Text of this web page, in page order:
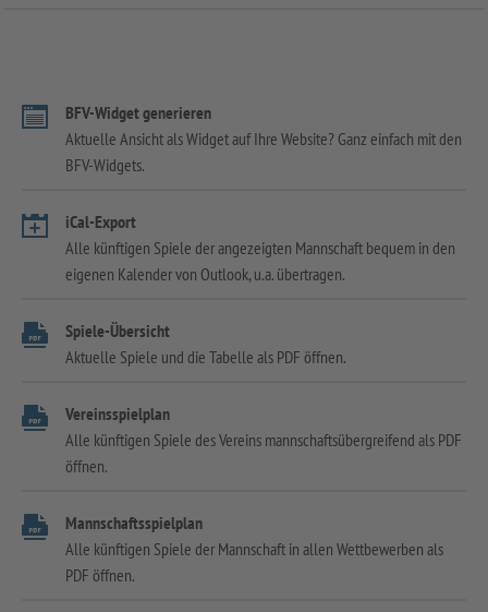
BFV-Widget generieren
Aktuelle Ansicht als Widget auf Ihre Website? Ganz einfach mit den
BFV-Widgets.
iCal-Export
Alle künftigen Spiele der angezeigten Mannschaft bequem in den
eigenen Kalender von Outlook, u.a. übertragen.
Spiele-Übersicht
Aktuelle Spiele und die Tabelle als PDF öffnen.
Vereinsspielplan
Alle künftigen Spiele des Vereins mannschaftsübergreifend als PDF
öffnen.
Mannschaftsspielplan
Alle künftigen Spiele der Mannschaft in allen Wettbewerben als
PDF öffnen.